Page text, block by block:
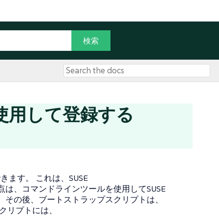
して登録する
ます。 これは、SUSE
、コマンドラインツールを使用してSUSE
の後、ブートストラップスクリプトは、
プトには、